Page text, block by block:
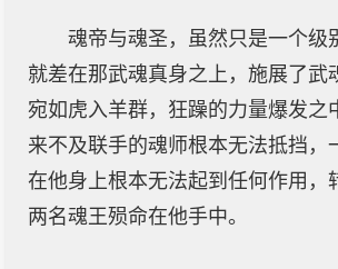
魂帝与魂圣，虽然只是一个级
就差在那武魂真身之上，施展了武
宛如虎入羊群，狂躁的力量爆发之
来不及联手的魂师根本无法抵挡，
在他身上根本无法起到任何作用，
两名魂王殒命在他手中。